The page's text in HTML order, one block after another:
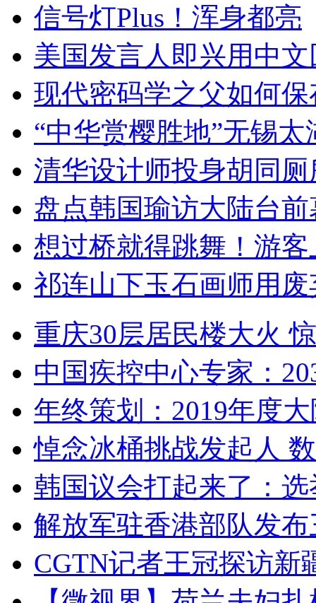
信号灯Plus！浑身都亮
美国发言人即兴用中
现代密码学之父如何
“中华赏樱胜地”无锡
清华设计师投身胡同
盘点韩国瑜访大陆台
想过桥就得跳舞！游客
祁连山下玉石画师用
重庆30层居民楼大火
中国疾控中心专家：
年终策划：2019年度
悼念冰桶挑战发起人
韩国议会打起来了：
解放军驻香港部队发
CGTN记者王冠探访新